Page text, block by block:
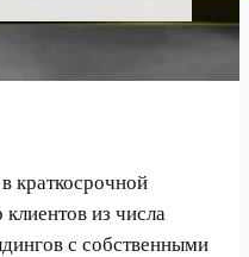
краткосрочной
клиентов из числа
с собственными